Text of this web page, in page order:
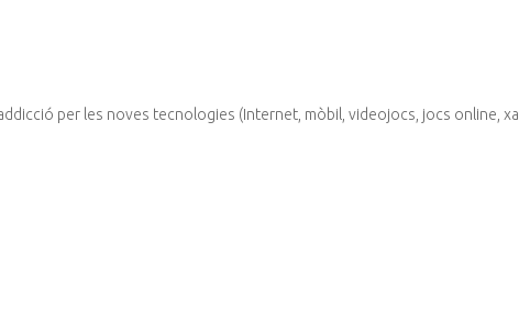
per les noves tecnologies (Internet, mòbil, videojocs, jocs online,